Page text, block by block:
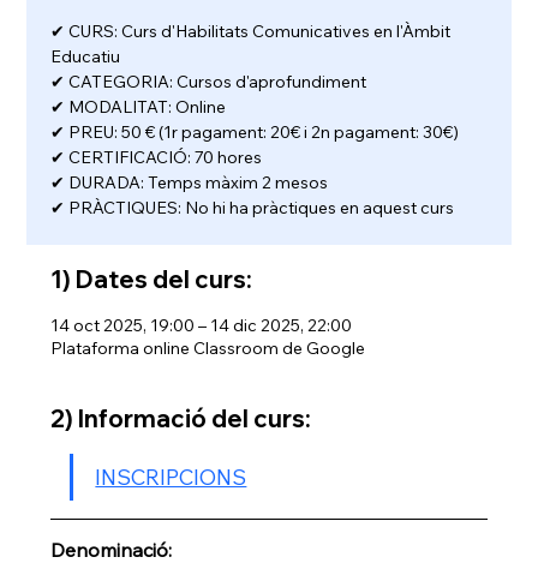
✔ CURS: Curs d'Habilitats Comunicatives en l'Àmbit
Educatiu
✔ CATEGORIA: Cursos d'aprofundiment
✔ MODALITAT: Online
✔ PREU: 50 € (1r pagament: 20€ i 2n pagament: 30€)
✔ CERTIFICACIÓ: 70 hores
✔ DURADA: Temps màxim 2 mesos
✔ PRÀCTIQUES: No hi ha pràctiques en aquest curs
1) Dates del curs:
14 oct 2025, 19:00 – 14 dic 2025, 22:00
Plataforma online Classroom de Google
2) Informació del curs:
INSCRIPCIONS
Denominació: